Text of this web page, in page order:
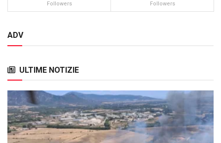
Followers Followers
ADV
ULTIME NOTIZIE